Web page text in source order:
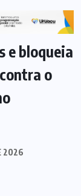
e bloqueia
o
2026